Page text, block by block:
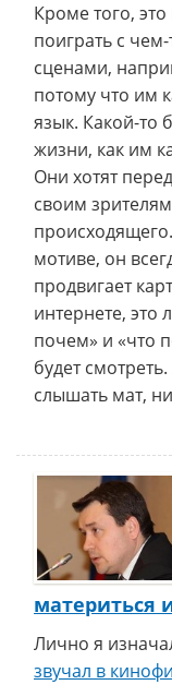
Кроме того,
поиграть с
сценами,
потому что им
язык. Какой-то
жизни, как им
Они хотят
своим
мотиве, он
продвигает
интернете, это
почем» и «что
будет
слышать мат,
материться
Лично я
звучал в